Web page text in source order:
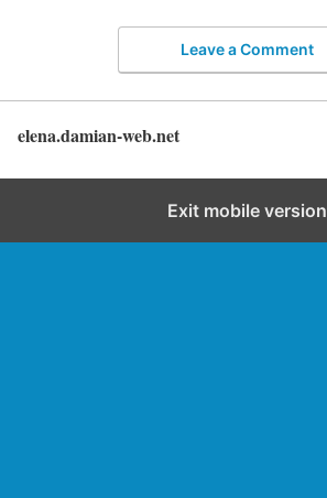
Leave a Comment
elena.damian-web.net
Exit mobile version